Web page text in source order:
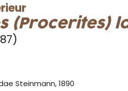
(Procerites)
Steinmann, 1890